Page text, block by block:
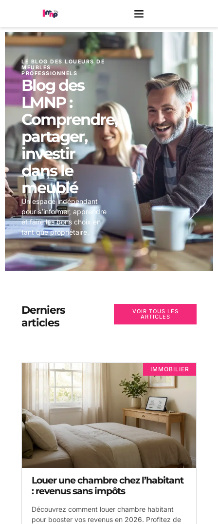
LE BLOG DES LOUEURS DE
MEUBLES
PROFESSIONNELS
Blog des
LMNP :
Comprendre,
partager,
investir
dans le
meublé
Un espace indépendant
pour s’informer, apprendre
et faire les bons choix en
tant que propriétaire.
Derniers
articles
VOIR TOUS LES
ARTICLES
IMMOBILIER
Louer une chambre chez l’habitant
: revenus sans impôts
Découvrez comment louer chambre habitant
pour booster vos revenus en 2026. Profitez de